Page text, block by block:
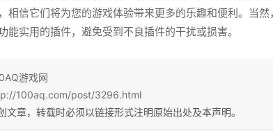
相信它们将为您的游戏体验带来更多的乐趣和便利。当
能实用的插件，避免受到不良插件的干扰或损害。
游戏网
100aq.com/post/3296.html
文章，转载时必须以链接形式注明原始出处及本声明。